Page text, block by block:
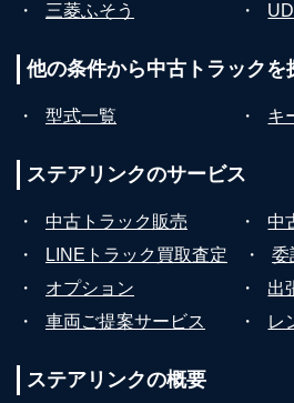
・
三菱ふそう ・
他の条件から中古トラックを
・ 型式一覧 ・ キ
ステアリンクのサービス
・ 中古トラック販売 ・
中
・
LINEトラック買取査定 ・
委
・
オプション ・
出
・
車両ご提案サービス ・ レ
ステアリンクの概要